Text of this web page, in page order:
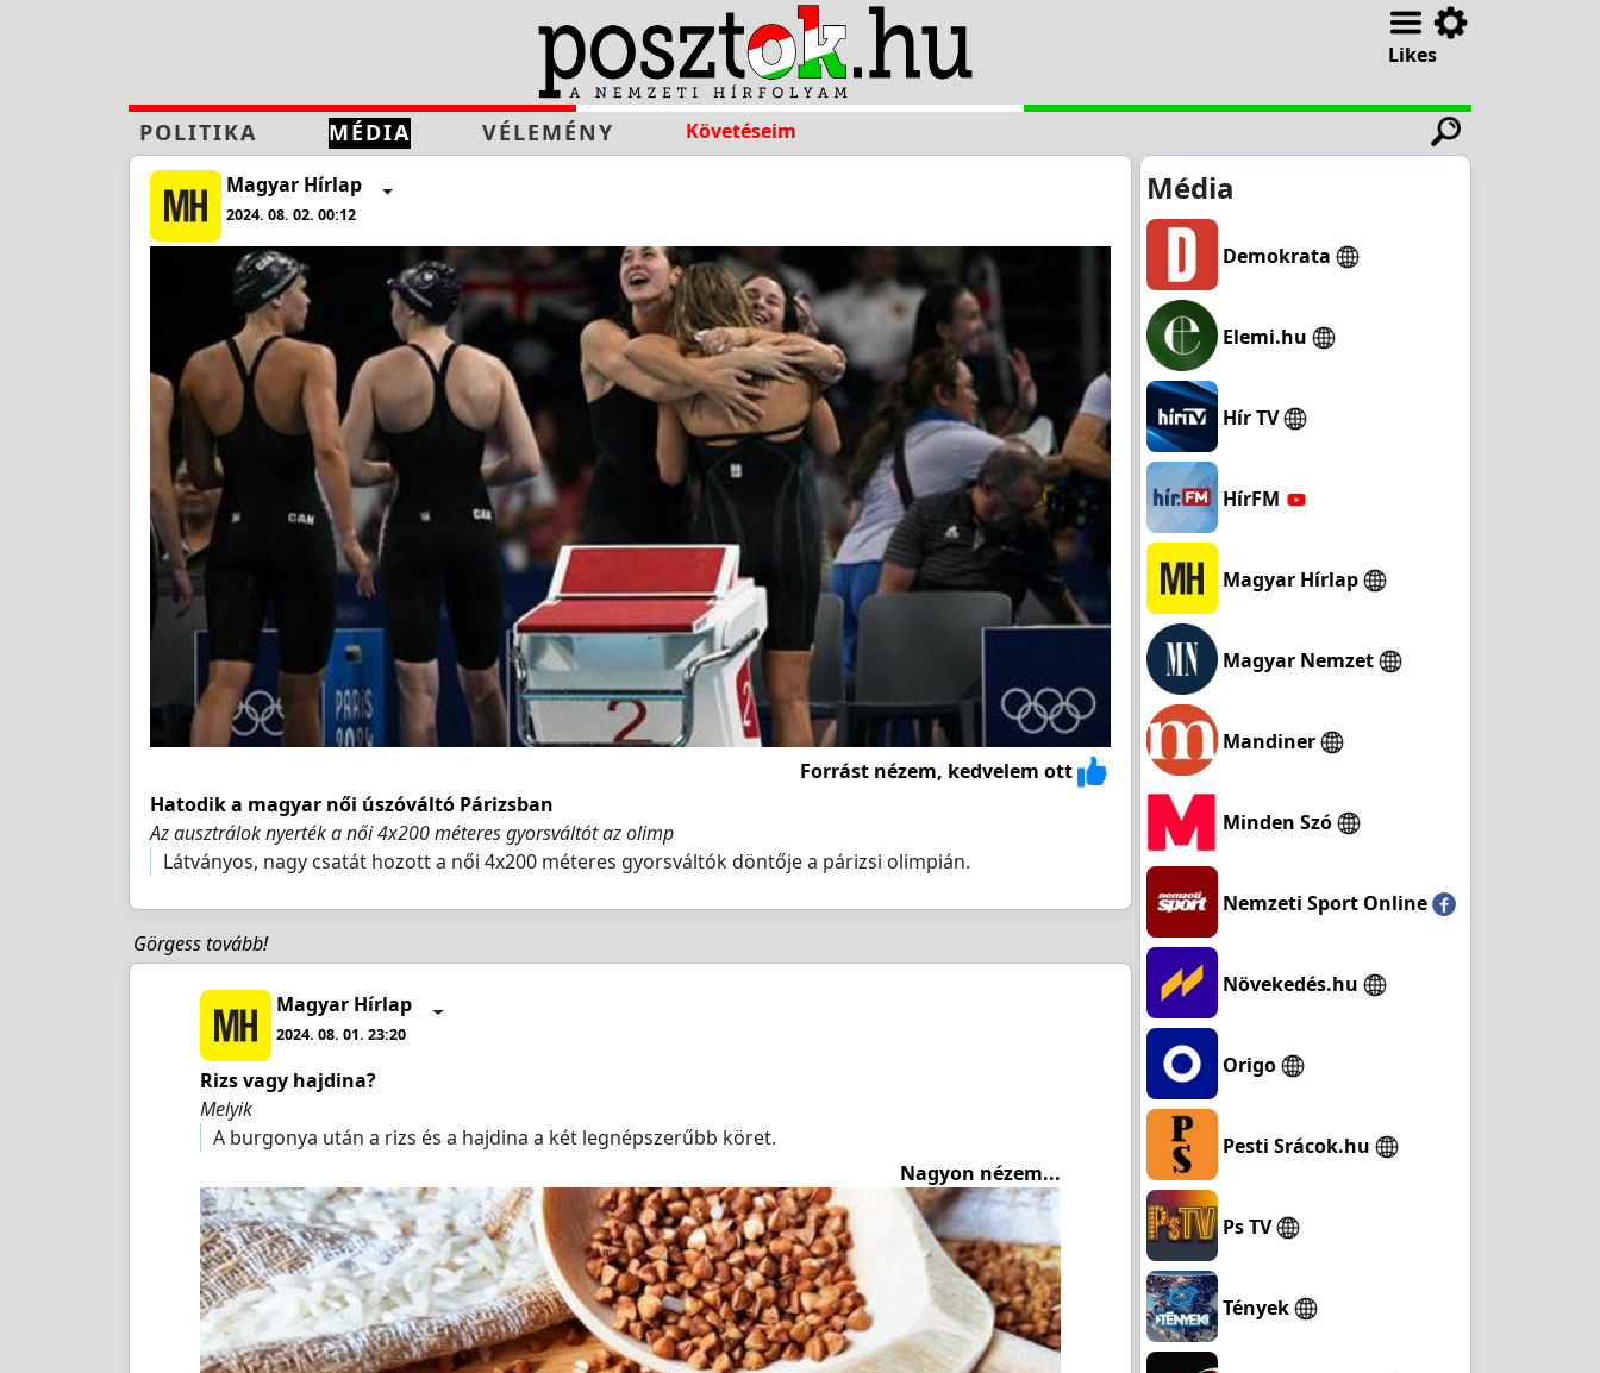
Likes
POLITIKA MÉDIA VÉLEMÉNY Követéseim
Magyar Hírlap
2024. 08. 02. 00:12
Forrást nézem, kedvelem ott
Hatodik a magyar női úszóváltó Párizsban
Az ausztrálok nyerték a női 4x200 méteres gyorsváltót az olimp
Látványos, nagy csatát hozott a női 4x200 méteres gyorsváltók döntője a párizsi olimpián.
Görgess tovább!
Magyar Hírlap
2024. 08. 01. 23:20
Rizs vagy hajdina?
Melyik
A burgonya után a rizs és a hajdina a két legnépszerűbb köret.
Nagyon nézem...
Média
Demokrata
Elemi.hu
Hír TV
HírFM
Magyar Hírlap
Magyar Nemzet
Mandiner
Minden Szó
Nemzeti Sport Online
Növekedés.hu
Origo
Pesti Srácok.hu
Ps TV
Tények